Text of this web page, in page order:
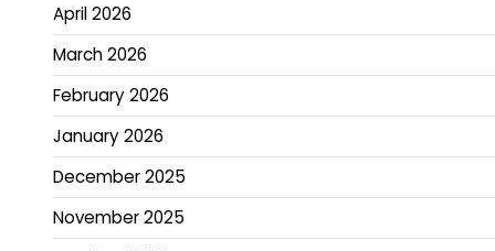
April 2026
March 2026
February 2026
January 2026
December 2025
November 2025